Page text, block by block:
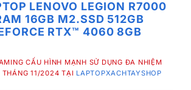
LENOVO LEGION R7000
16GB M2.SSD 512GB
RTX™ 4060 8GB
CẤU HÌNH MẠNH SỬ DỤNG ĐA NHIỆM
11/2024 TẠI LAPTOPXACHTAYSHOP